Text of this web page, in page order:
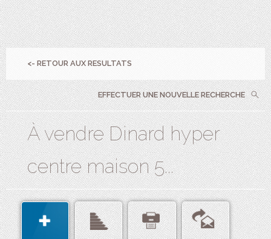
<- RETOUR AUX RESULTATS
EFFECTUER UNE NOUVELLE RECHERCHE
À vendre Dinard hyper
centre maison 5...